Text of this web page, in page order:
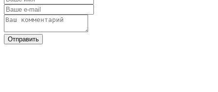
Отправить